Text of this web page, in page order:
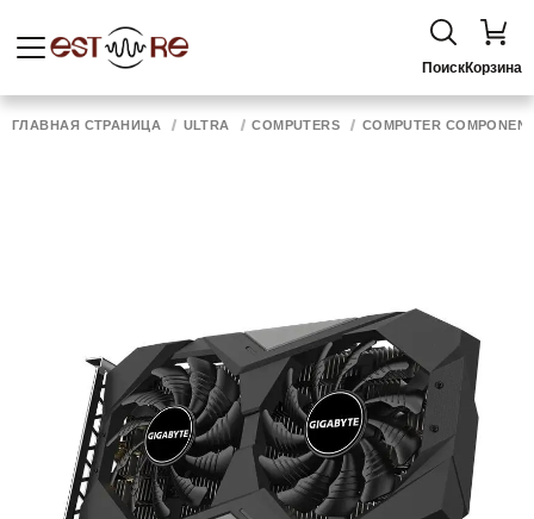
ПоискКорзина
ГЛАВНАЯ СТРАНИЦА ULTRA COMPUTERS COMPUTER